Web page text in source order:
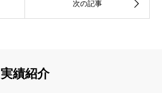
実績紹介